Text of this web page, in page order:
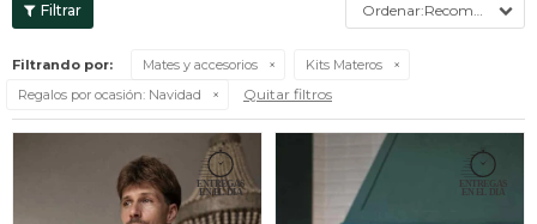
Recomendados
Filtrando por: Mates y accesorios
Kits Materos
Regalos por ocasión: Navidad Quitar filtros